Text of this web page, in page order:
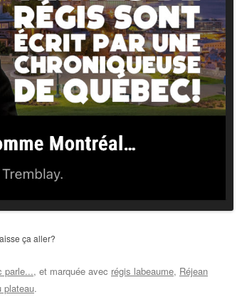
ça aller?
parle..., et marquée avec régis labeaume, Réjean
plateau.